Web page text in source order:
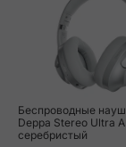
Беспроводные
Deppa Stereo Ultra
серебристый